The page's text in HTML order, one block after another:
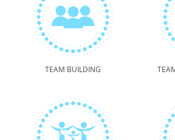
TEAM BUILDING